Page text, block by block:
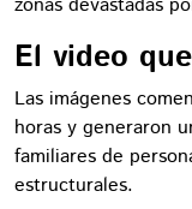
El video
Las imágenes
horas y generaron
familiares de
estructurales.